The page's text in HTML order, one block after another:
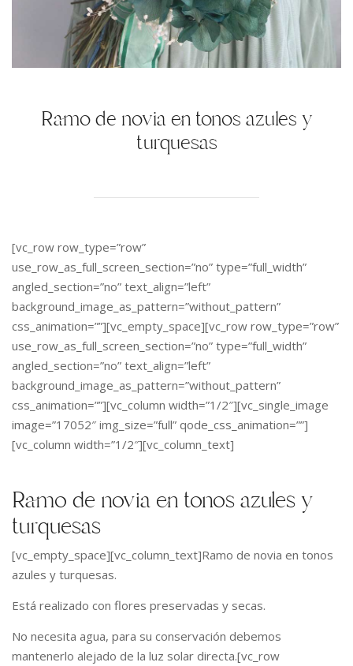
Ramo de novia en tonos azules y
turquesas
[vc_row row_type=”row”
use_row_as_full_screen_section=”no” type=”full_width”
angled_section=”no” text_align=”left”
background_image_as_pattern=”without_pattern”
css_animation=””][vc_empty_space][vc_row row_type=”row”
use_row_as_full_screen_section=”no” type=”full_width”
angled_section=”no” text_align=”left”
background_image_as_pattern=”without_pattern”
css_animation=””][vc_column width=”1/2″][vc_single_image
image=”17052″ img_size=”full” qode_css_animation=””]
[vc_column width=”1/2″][vc_column_text]
Ramo de novia en tonos azules y
turquesas
[vc_empty_space][vc_column_text]Ramo de novia en tonos
azules y turquesas.
Está realizado con flores preservadas y secas.
No necesita agua, para su conservación debemos
mantenerlo alejado de la luz solar directa.[vc_row